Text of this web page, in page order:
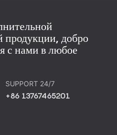
добро
с нами в любое
SUPPORT 24/7
+86 13767465201